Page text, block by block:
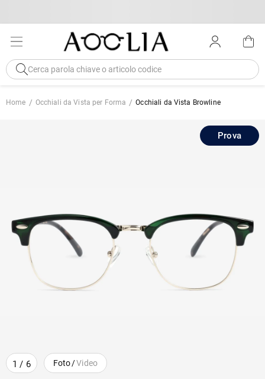
Home Occhiali da Vista per Forma Occhiali da Vista Browline
1 / 6 Foto/Video
Prova